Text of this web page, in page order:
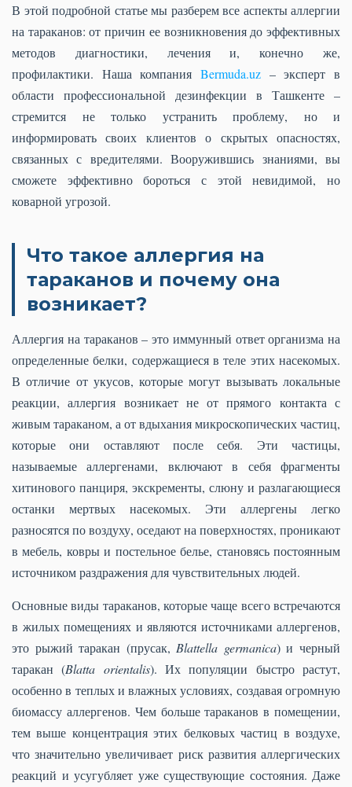
В этой подробной статье мы разберем все аспекты аллергии
на тараканов: от причин ее возникновения до эффективных
методов диагностики, лечения и, конечно же,
профилактики. Наша компания Bermuda.uz – эксперт в
области профессиональной дезинфекции в Ташкенте –
стремится не только устранить проблему, но и
информировать своих клиентов о скрытых опасностях,
связанных с вредителями. Вооружившись знаниями, вы
сможете эффективно бороться с этой невидимой, но
коварной угрозой.
Что такое аллергия на
тараканов и почему она
возникает?
Аллергия на тараканов – это иммунный ответ организма на
определенные белки, содержащиеся в теле этих насекомых.
В отличие от укусов, которые могут вызывать локальные
реакции, аллергия возникает не от прямого контакта с
живым тараканом, а от вдыхания микроскопических частиц,
которые они оставляют после себя. Эти частицы,
называемые аллергенами, включают в себя фрагменты
хитинового панциря, экскременты, слюну и разлагающиеся
останки мертвых насекомых. Эти аллергены легко
разносятся по воздуху, оседают на поверхностях, проникают
в мебель, ковры и постельное белье, становясь постоянным
источником раздражения для чувствительных людей.
Основные виды тараканов, которые чаще всего встречаются
в жилых помещениях и являются источниками аллергенов,
это рыжий таракан (прусак, Blattella germanica) и черный
таракан (Blatta orientalis). Их популяции быстро растут,
особенно в теплых и влажных условиях, создавая огромную
биомассу аллергенов. Чем больше тараканов в помещении,
тем выше концентрация этих белковых частиц в воздухе,
что значительно увеличивает риск развития аллергических
реакций и усугубляет уже существующие состояния. Даже